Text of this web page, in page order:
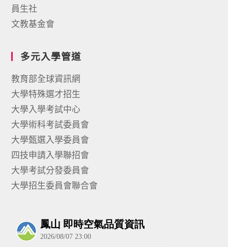
員生社
文教基金會
多元入學管道
教育部全球資訊網
大學特殊選才招生
大學入學考試中心
大學術科考試委員會
大學甄選入學委員會
四技申請入學聯招會
大學考試分發委員會
大學招生委員會聯合會